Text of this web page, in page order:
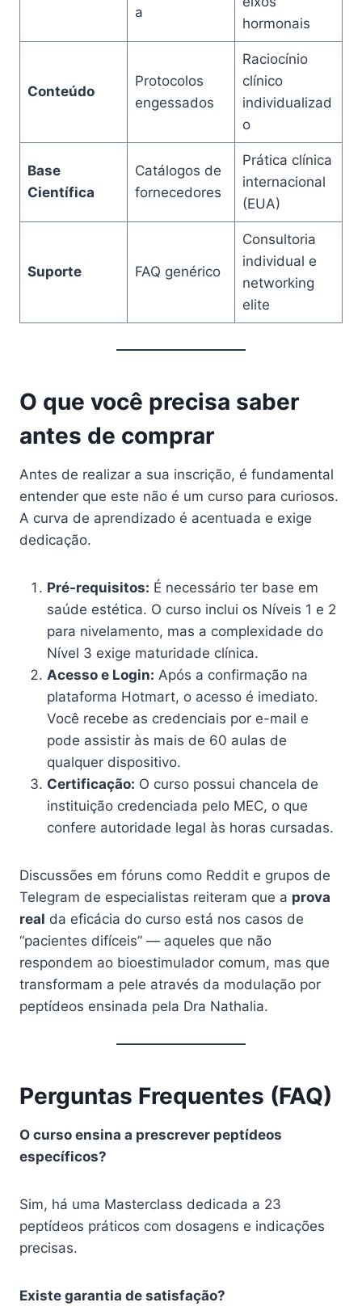
a
hormonais
Conteúdo
Protocolos
engessados
Raciocínio
clínico
individualizad
o
Base
Científica
Catálogos de
fornecedores
Prática clínica
internacional
(EUA)
Suporte FAQ genérico
Consultoria
individual e
networking
elite
O que você precisa saber
antes de comprar
Antes de realizar a sua inscrição, é fundamental
entender que este não é um curso para curiosos.
A curva de aprendizado é acentuada e exige
dedicação.
Pré-requisitos: É necessário ter base em
saúde estética. O curso inclui os Níveis 1 e 2
para nivelamento, mas a complexidade do
Nível 3 exige maturidade clínica.
Acesso e Login: Após a confirmação na
plataforma Hotmart, o acesso é imediato.
Você recebe as credenciais por e-mail e
pode assistir às mais de 60 aulas de
qualquer dispositivo.
Certificação: O curso possui chancela de
instituição credenciada pelo MEC, o que
confere autoridade legal às horas cursadas.
Discussões em fóruns como Reddit e grupos de
Telegram de especialistas reiteram que a prova
real da eficácia do curso está nos casos de
“pacientes difíceis” — aqueles que não
respondem ao bioestimulador comum, mas que
transformam a pele através da modulação por
peptídeos ensinada pela Dra Nathalia.
Perguntas Frequentes (FAQ)
O curso ensina a prescrever peptídeos
específicos?
Sim, há uma Masterclass dedicada a 23
peptídeos práticos com dosagens e indicações
precisas.
Existe garantia de satisfação?